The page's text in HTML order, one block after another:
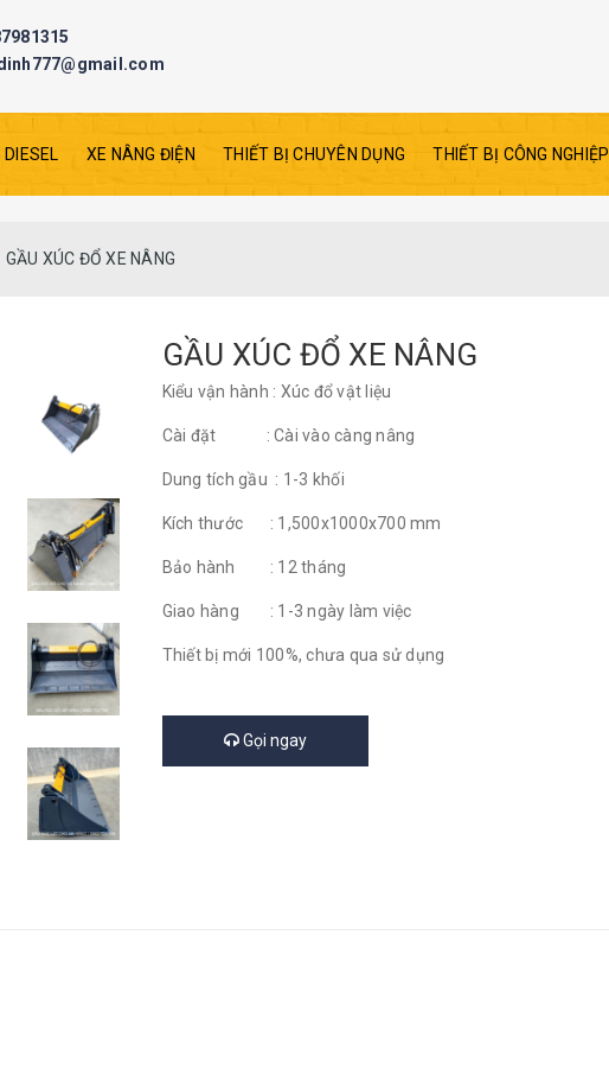
XE NÂNG ĐIỆN THIẾT BỊ CHUYÊN DỤNG THIẾT BỊ CÔNG NGHIỆP
GẦU XÚC ĐỔ XE NÂNG
GẦU XÚC ĐỔ XE NÂNG
Kiểu vận hành : Xúc đổ vật liệu
Cài đặt : Cài vào càng nâng
Dung tích gầu : 1-3 khối
Kích thước : 1,500x1000x700 mm
Bảo hành : 12 tháng
Giao hàng : 1-3 ngày làm việc
Thiết bị mới 100%, chưa qua sử dụng
Gọi ngay